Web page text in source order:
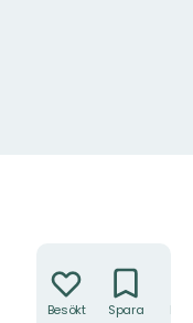
Besökt Spara